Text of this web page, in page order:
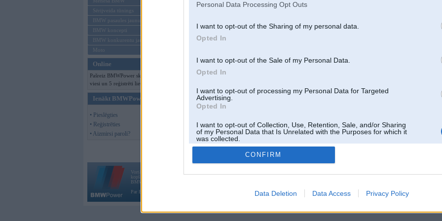
Personal Data Processing Opt Outs
I want to opt-out of the Sharing of my personal data.
Opted In
I want to opt-out of the Sale of my Personal Data.
Opted In
I want to opt-out of processing my Personal Data for Targeted
Advertising.
Opted In
I want to opt-out of Collection, Use, Retention, Sale, and/or Sharing
of my Personal Data that Is Unrelated with the Purposes for which it
was collected.
Opted Out
CONFIRM
Data Deletion Data Access Privacy Policy
Sērijveida tūnings
BMW pasaules jaunumi
BMW koncepti
BMW konkurentu jaunumi
Moto
Online
Pašreiz BMWPower skatās 116
viesi un 5 reģistrēti lietotāji.
Ienākt BMWPower
• Pieslēgties
• Reģistrēties
• Aizmirsi paroli?
Vortāls BMWPower.lv darbojas
kopš 2002. gada 14. maija. Tas nav auto klubs un nav saistīts ar
BMW AG.
Par BMWPower